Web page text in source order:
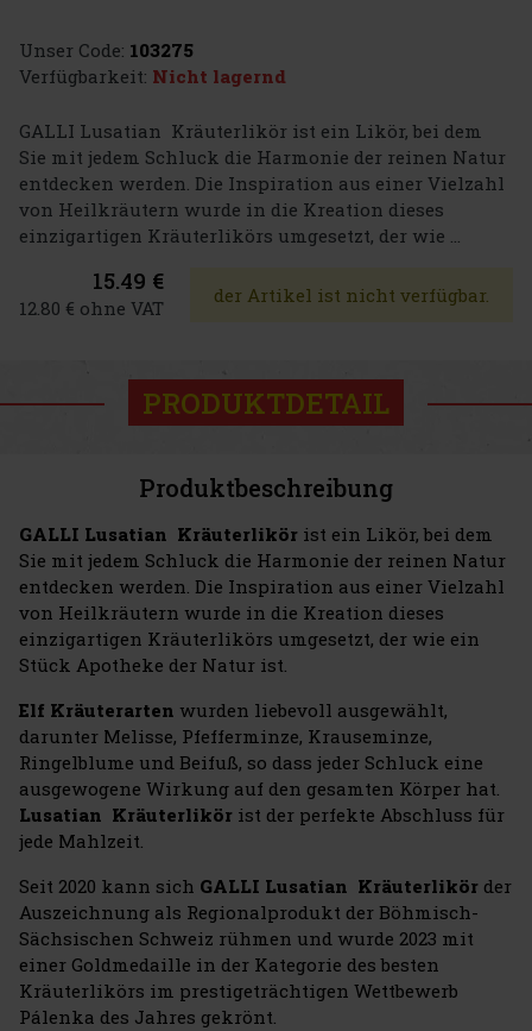
Unser Code: 103275
Verfügbarkeit: Nicht lagernd
GALLI Lusatian Kräuterlikör ist ein Likör, bei dem
Sie mit jedem Schluck die Harmonie der reinen Natur
entdecken werden. Die Inspiration aus einer Vielzahl
von Heilkräutern wurde in die Kreation dieses
einzigartigen Kräuterlikörs umgesetzt, der wie ...
15.49 €
12.80 € ohne VAT
der Artikel ist nicht verfügbar.
PRODUKTDETAIL
Produktbeschreibung
GALLI Lusatian Kräuterlikör ist ein Likör, bei dem
Sie mit jedem Schluck die Harmonie der reinen Natur
entdecken werden. Die Inspiration aus einer Vielzahl
von Heilkräutern wurde in die Kreation dieses
einzigartigen Kräuterlikörs umgesetzt, der wie ein
Stück Apotheke der Natur ist.
Elf Kräuterarten wurden liebevoll ausgewählt,
darunter Melisse, Pfefferminze, Krauseminze,
Ringelblume und Beifuß, so dass jeder Schluck eine
ausgewogene Wirkung auf den gesamten Körper hat.
Lusatian Kräuterlikör ist der perfekte Abschluss für
jede Mahlzeit.
Seit 2020 kann sich GALLI Lusatian Kräuterlikör der
Auszeichnung als Regionalprodukt der Böhmisch-
Sächsischen Schweiz rühmen und wurde 2023 mit
einer Goldmedaille in der Kategorie des besten
Kräuterlikörs im prestigeträchtigen Wettbewerb
Pálenka des Jahres gekrönt.